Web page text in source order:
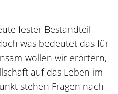
fester Bestandteil
was bedeutet das für
wollen wir erörtern,
auf das Leben im
stehen Fragen nach